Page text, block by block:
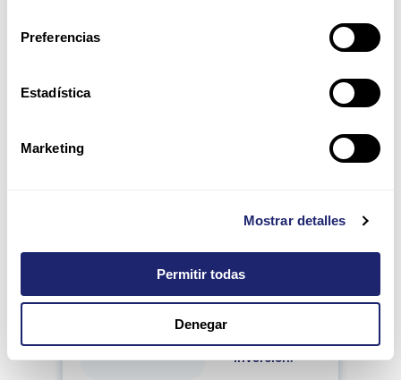
Preferencias
Estadística
Marketing
Mostrar detalles
Permitir todas
Denegar
catálogo son
por lo que son más
respetuosos con el
ofrecen una alta
calidad
una menor
inversión.